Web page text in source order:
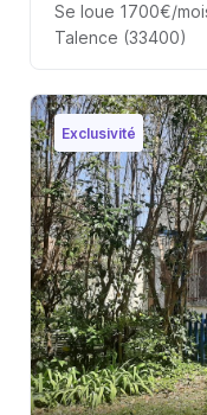
Se loue 1700€/
Talence (33400)
Exclusivité